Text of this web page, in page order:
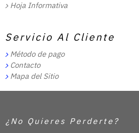
Hoja Informativa
Servicio Al Cliente
Método de pago
Contacto
Mapa del Sitio
¿No Quieres Perderte?